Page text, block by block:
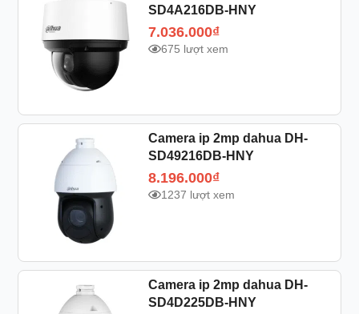
SD4A216DB-HNY
7.036.000₫
675 lượt xem
Camera ip 2mp dahua DH-
SD49216DB-HNY
8.196.000₫
1237 lượt xem
Camera ip 2mp dahua DH-
SD4D225DB-HNY